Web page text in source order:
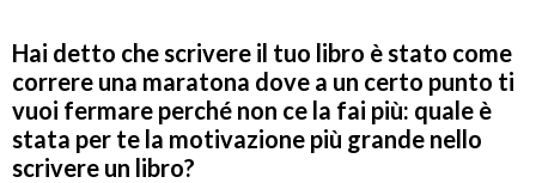
Hai detto che scrivere il tuo libro è stato come
correre una maratona dove a un certo punto ti
vuoi fermare perché non ce la fai più: quale è
stata per te la motivazione più grande nello
scrivere un libro?